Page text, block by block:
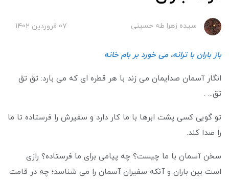
سیده زهرا طه حسینی 07 فروردین 1402
باز باران با ترانه، می خورد بر بام خانه
انگار آسمان صدایمان می زند با هر قطره ای که می بارد: تق تق
تق... .
تو گویی کسی پشت ابرها با ما کار دارد و سفیرش را فرستاده تا ما
را صدا کند.
سخن آسمان با ما چیست؟ چه پیامی برای ما فرستاده؟ رازی
است بین باران و آنکه سفیران آسمان را می شناسد؛ چه در قامت